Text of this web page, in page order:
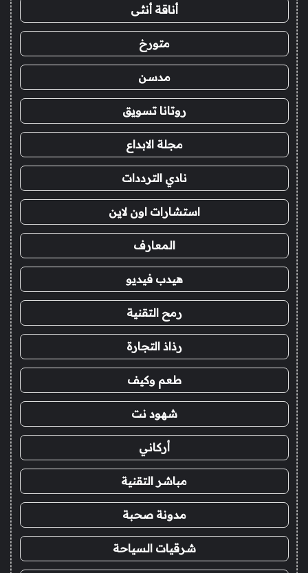
أناقة أنثى
متورخ
مدسن
روتانا تسويق
مجلة الابداع
نادي الترددات
استشارات اون لاين
المعارف
هيدب فيديو
رمح التقنية
رذاذ التجارة
طعم وكيف
شهود نت
أركاني
مباشر التقنية
مدونة صحبة
شرقيات السياحة